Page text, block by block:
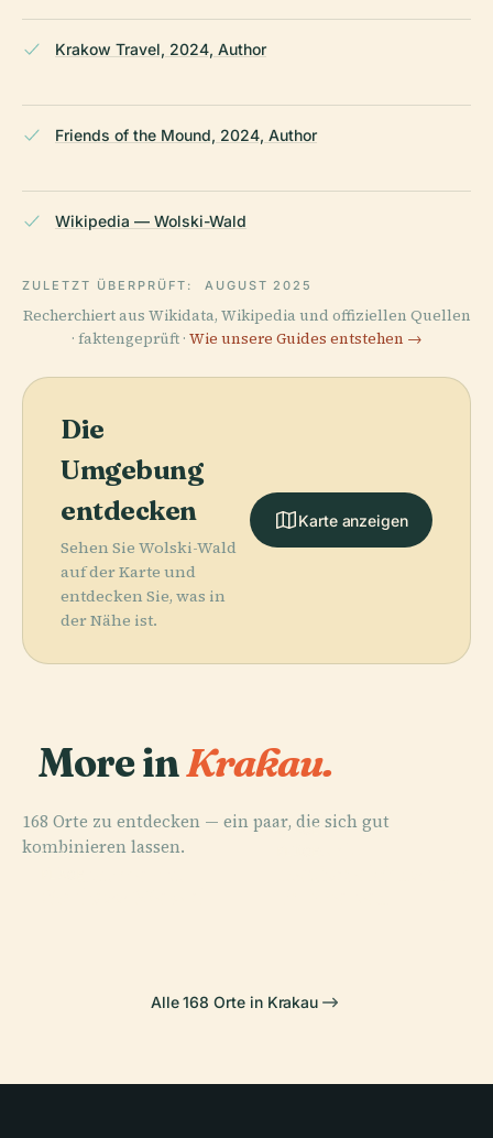
Krakow Travel, 2024, Author
Friends of the Mound, 2024, Author
Wikipedia — Wolski-Wald
ZULETZT ÜBERPRÜFT: AUGUST 2025
Recherchiert aus Wikidata, Wikipedia und offiziellen Quellen
· faktengeprüft · Wie unsere Guides entstehen →
Die
Umgebung
entdecken
Sehen Sie Wolski-Wald
auf der Karte und
entdecken Sie, was in
der Nähe ist.
Karte anzeigen
More inKrakau.
168 Orte zu entdecken — ein paar, die sich gut
kombinieren lassen.
PLACE
PLACE
Alle 168 Orte in Krakau